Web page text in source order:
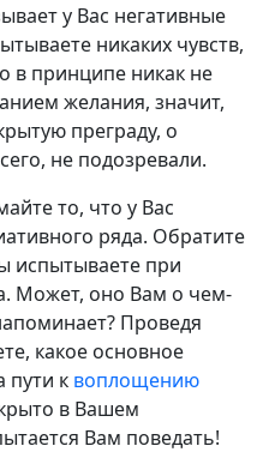
у Вас негативные
никаких чувств,
в принципе никак не
желания, значит,
преграду, о
не подозревали.
то, что у Вас
ряда. Обратите
испытываете при
Может, оно Вам о чем-
Проведя
какое основное
пути к воплощению
в Вашем
Вам поведать!